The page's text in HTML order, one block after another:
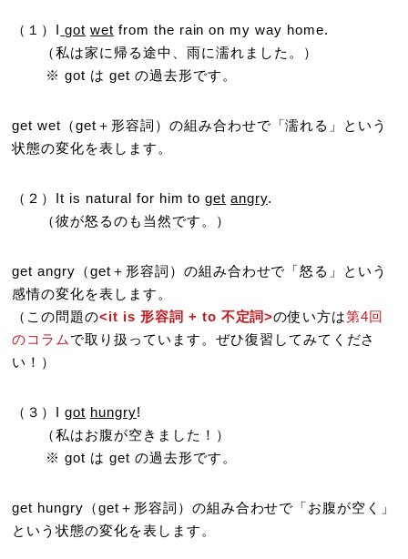
（１）I got wet from the rain on my way home.
（私は家に帰る途中、雨に濡れました。）
※ got は get の過去形です。
get wet（get＋形容詞）の組み合わせで「濡れる」という
状態の変化を表します。
（２）It is natural for him toget angry.
（彼が怒るのも当然です。）
get angry（get＋形容詞）の組み合わせで「怒る」という
感情の変化を表します。
（この問題の<it is 形容詞 + to 不定詞>の使い方は第4回
のコラム で取り扱っています。ぜひ復習してみてくださ
い！）
（３）Igot hungry!
（私はお腹が空きました！）
※ got は get の過去形です。
get hungry（get＋形容詞）の組み合わせで「お腹が空く」
という状態の変化を表します。